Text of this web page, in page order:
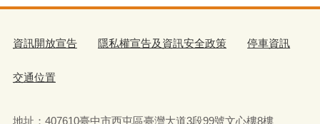
資訊開放宣告 隱私權宣告及資訊安全政策 停車資訊
交通位置
地址：407610臺中市西屯區臺灣大道3段99號文心樓8樓